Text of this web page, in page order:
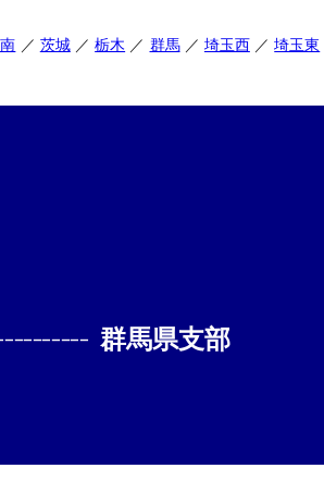
茨城 栃木 群馬 埼玉西 埼玉東
群馬県支部